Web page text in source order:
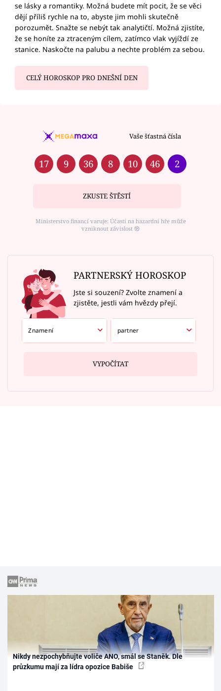
se lásky a romantiky. Možná budete mít pocit, že se věci
dějí příliš rychle na to, abyste jim mohli skutečně
porozumět. Snažte se nebýt tak analytičtí. Možná zjistíte,
že se honíte za ztraceným cílem, zatímco vlak vyjíždí ze
stanice. Naskočte na palubu a nechte problém za sebou.
CELÝ HOROSKOP PRO DNEŠNÍ DEN
Vaše šťastná čísla
17 9 36 8 10 46 2
ZKUSTE ŠTĚSTÍ
Ministerstvo financí varuje: Účastí na hazardní hře může
vzniknout závislost ⑱
PARTNERSKÝ HOROSKOP
Jste si souzení? Zvolte znamení a
zjistěte, jestli vám hvězdy přejí.
VYPOČÍTAT
Nikdy nezpochybňujte voliče ANO, smál se Staněk. Dle
průzkumu mají za lídra opozice Babiše